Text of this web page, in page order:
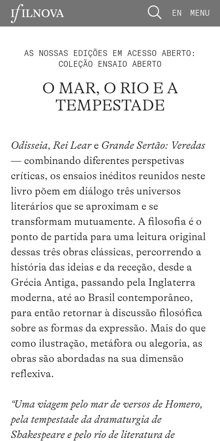
EN MENU
AS NOSSAS EDIÇÕES EM ACESSO ABERTO:
COLEÇÃO ENSAIO ABERTO
O MAR, O RIO E A
TEMPESTADE
Odisseia, Rei Leare Grande Sertão: Veredas
— combinando diferentes perspetivas
críticas, os ensaios inéditos reunidos neste
livro põem em diálogo três universos
literários que se aproximam e se
transformam mutuamente. A filosofia é o
ponto de partida para uma leitura original
dessas três obras clássicas, percorrendo a
história das ideias e da receção, desde a
Grécia Antiga, passando pela Inglaterra
moderna, até ao Brasil contemporâneo,
para então retornar à discussão filosófica
sobre as formas da expressão. Mais do que
como ilustração, metáfora ou alegoria, as
obras são abordadas na sua dimensão
reflexiva.
“Uma viagem pelo mar de versos de Homero,
pela tempestade da dramaturgia de
Shakespeare e pelo rio de literatura de